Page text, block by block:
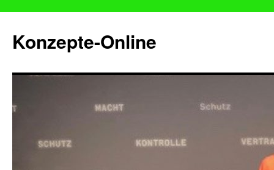
Konzepte-Online